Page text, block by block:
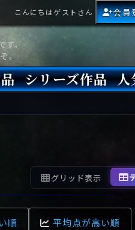
す。
。
こんにちはゲストさん 会員
シリーズ作品 人
グリッド表示
順 平均点が高い順